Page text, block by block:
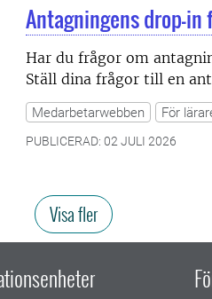
Antagningens drop-
Har du frågor om
Ställ dina frågor till en
Medarbetarwebben För
PUBLICERAD: 02 JULI 2026
Visa fler